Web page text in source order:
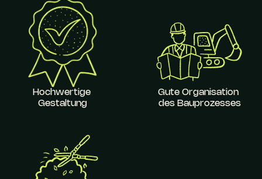
Hochwertige
Gestaltung
Gute Organisation
des Bauprozesses